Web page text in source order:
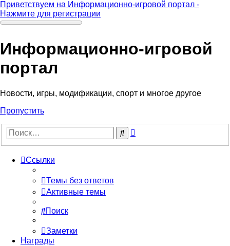
Приветствуем на Информационно-игровой портал -
Нажмите для регистрации
Информационно-игровой
портал
Новости, игры, модификации, спорт и многое другое
Пропустить
Поиск
Ссылки
Темы без ответов
Активные темы
Поиск
Заметки
Награды